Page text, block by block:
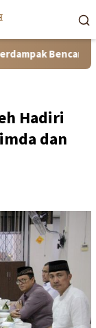
Bencana
Hadiri
dan